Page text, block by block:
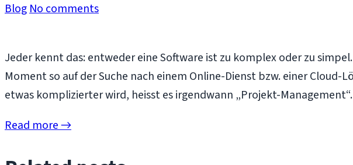
BlogNo comments
Jeder kennt das: entweder eine Software ist zu komplex oder zu
Moment so auf der Suche nach einem Online-Dienst bzw. einer Cloud-
etwas komplizierter wird, heisst es irgendwann „Projekt-
Read more →